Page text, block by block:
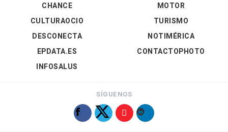
CHANCE
CULTURAOCIO
DESCONECTA
EPDATA.ES
INFOSALUS
MOTOR
TURISMO
NOTIMÉRICA
CONTACTOPHOTO
SÍGUENOS